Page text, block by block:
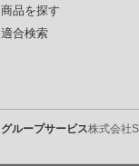
商品を探す
適合検索
グループサービス株式会社